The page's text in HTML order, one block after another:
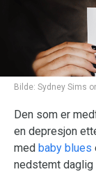
Bilde: Sydney Sims
Den som er
en depresjon
med baby blues
nedstemt